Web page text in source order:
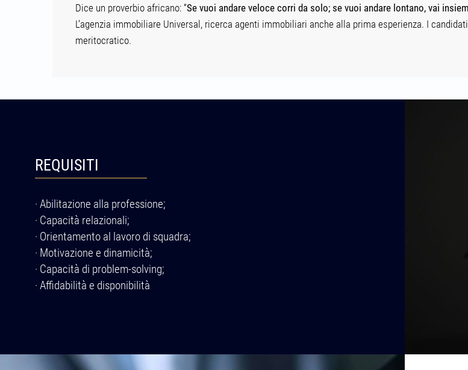
Dice un proverbio africano: “Se vuoi andare veloce corri da solo; se vuoi andare lontano, vai
L’agenzia immobiliare Universal, ricerca agenti immobiliari anche alla prima esperienza. I
meritocratico.
REQUISITI
· Abilitazione alla professione;
· Capacità relazionali;
· Orientamento al lavoro di squadra;
· Motivazione e dinamicità;
· Capacità di problem-solving;
· Affidabilità e disponibilità